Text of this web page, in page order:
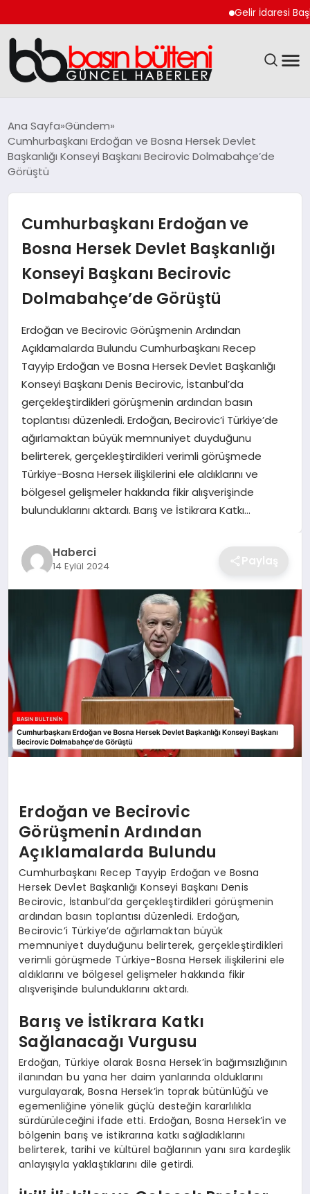
Gelir İdaresi
GÜNCEL
MAGAZIN
SAĞLIK
SPOR
TEKNOLOJI
YAŞAM
GÜNDEM
Ana Sayfa Gündem
Cumhurbaşkanı Erdoğan ve Bosna Hersek Devlet
Başkanlığı Konseyi Başkanı Becirovic Dolmabahçe’de
Görüştü
Cumhurbaşkanı Erdoğan ve
Bosna Hersek Devlet Başkanlığı
Konseyi Başkanı Becirovic
Dolmabahçe’de Görüştü
Erdoğan ve Becirovic Görüşmenin Ardından
Açıklamalarda Bulundu Cumhurbaşkanı Recep
Tayyip Erdoğan ve Bosna Hersek Devlet Başkanlığı
Konseyi Başkanı Denis Becirovic, İstanbul’da
gerçekleştirdikleri görüşmenin ardından basın
toplantısı düzenledi. Erdoğan, Becirovic’i Türkiye’de
ağırlamaktan büyük memnuniyet duyduğunu
belirterek, gerçekleştirdikleri verimli görüşmede
Türkiye-Bosna Hersek ilişkilerini ele aldıklarını ve
bölgesel gelişmeler hakkında fikir alışverişinde
bulunduklarını aktardı. Barış ve İstikrara Katkı…
Haberci
14 Eylül 2024 Paylaş
Erdoğan ve Becirovic
Görüşmenin Ardından
Açıklamalarda Bulundu
Cumhurbaşkanı Recep Tayyip Erdoğan ve Bosna
Hersek Devlet Başkanlığı Konseyi Başkanı Denis
Becirovic, İstanbul’da gerçekleştirdikleri görüşmenin
ardından basın toplantısı düzenledi. Erdoğan,
Becirovic’i Türkiye’de ağırlamaktan büyük
memnuniyet duyduğunu belirterek, gerçekleştirdikleri
verimli görüşmede Türkiye-Bosna Hersek ilişkilerini ele
aldıklarını ve bölgesel gelişmeler hakkında fikir
alışverişinde bulunduklarını aktardı.
Barış ve İstikrara Katkı
Sağlanacağı Vurgusu
Erdoğan, Türkiye olarak Bosna Hersek’in bağımsızlığının
ilanından bu yana her daim yanlarında olduklarını
vurgulayarak, Bosna Hersek’in toprak bütünlüğü ve
egemenliğine yönelik güçlü desteğin kararlılıkla
sürdürüleceğini ifade etti. Erdoğan, Bosna Hersek’in ve
bölgenin barış ve istikrarına katkı sağladıklarını
belirterek, tarihi ve kültürel bağlarının yanı sıra kardeşlik
anlayışıyla yaklaştıklarını dile getirdi.